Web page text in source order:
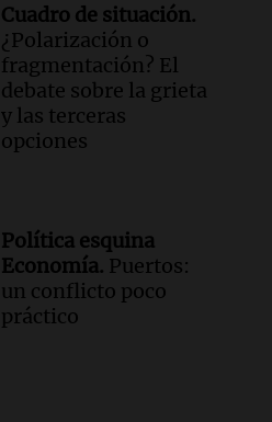
Cuadro de situación.
¿Polarización o
fragmentación? El
debate sobre la grieta
y las terceras
opciones
Política esquina
Economía. Puertos:
un conflicto poco
práctico